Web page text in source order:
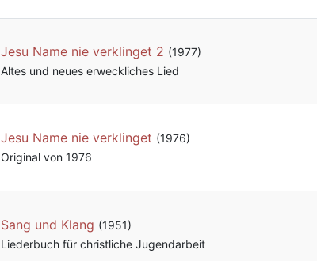
Jesu Name nie verklinget 2 (1977)
Altes und neues erweckliches Lied
Jesu Name nie verklinget (1976)
Original von 1976
Sang und Klang (1951)
Liederbuch für christliche Jugendarbeit